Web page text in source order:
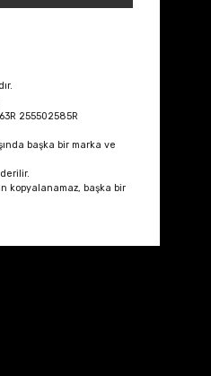
255502585R
başka bir marka ve
kopyalanamaz, başka bir